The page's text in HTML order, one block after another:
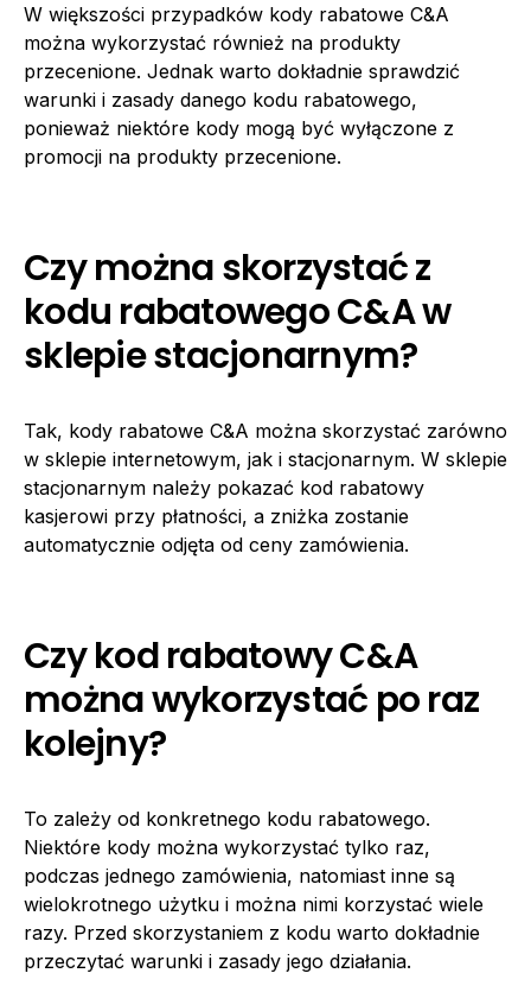
W większości przypadków kody rabatowe C&A
można wykorzystać również na produkty
przecenione. Jednak warto dokładnie sprawdzić
warunki i zasady danego kodu rabatowego,
ponieważ niektóre kody mogą być wyłączone z
promocji na produkty przecenione.
Czy można skorzystać z
kodu rabatowego C&A w
sklepie stacjonarnym?
Tak, kody rabatowe C&A można skorzystać zarówno
w sklepie internetowym, jak i stacjonarnym. W sklepie
stacjonarnym należy pokazać kod rabatowy
kasjerowi przy płatności, a zniżka zostanie
automatycznie odjęta od ceny zamówienia.
Czy kod rabatowy C&A
można wykorzystać po raz
kolejny?
To zależy od konkretnego kodu rabatowego.
Niektóre kody można wykorzystać tylko raz,
podczas jednego zamówienia, natomiast inne są
wielokrotnego użytku i można nimi korzystać wiele
razy. Przed skorzystaniem z kodu warto dokładnie
przeczytać warunki i zasady jego działania.